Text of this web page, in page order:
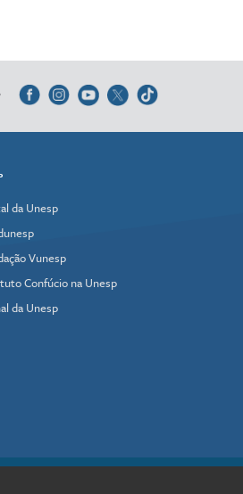
da Unesp
Vunesp
Confúcio na Unesp
da Unesp